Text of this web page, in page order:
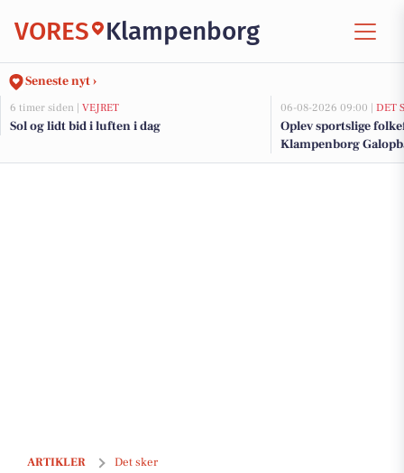
VORES Klampenborg
Seneste nyt ›
6 timer siden | VEJRET
Sol og lidt bid i luften i dag
06-08-2026 09:00 | DET
Oplev sportslige
Klampenborg
ARTIKLER Det sker
Oplev de traditionsrige væddeløb på Klampenborg Galopbane